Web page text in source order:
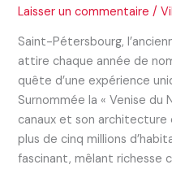
Laisser un commentaire /
Saint-Pétersbourg,
attire chaque année de
quête d’une expérience
Surnommée la « Venise du
canaux et son
plus de cinq millions
fascinant, mêlant richesse